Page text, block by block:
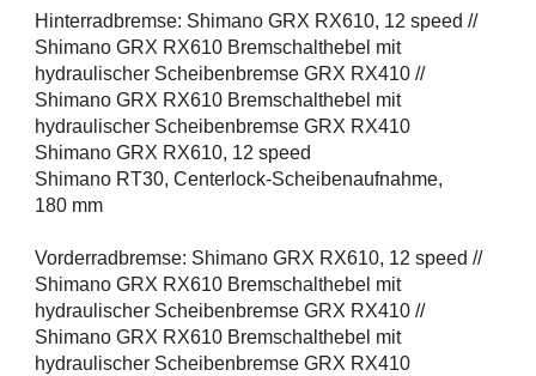
Hinterradbremse: Shimano GRX RX610, 12 speed //
Shimano GRX RX610 Bremschalthebel mit
hydraulischer Scheibenbremse GRX RX410 //
Shimano GRX RX610 Bremschalthebel mit
hydraulischer Scheibenbremse GRX RX410
Shimano GRX RX610, 12 speed
Shimano RT30, Centerlock-Scheibenaufnahme,
180 mm
Vorderradbremse: Shimano GRX RX610, 12 speed //
Shimano GRX RX610 Bremschalthebel mit
hydraulischer Scheibenbremse GRX RX410 //
Shimano GRX RX610 Bremschalthebel mit
hydraulischer Scheibenbremse GRX RX410